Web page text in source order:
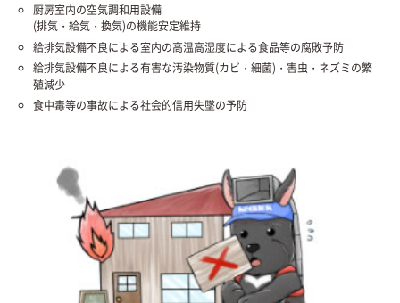
厨房室内の空気調和用設備
(排気・給気・換気)の機能安定維持
給排気設備不良による室内の高温高湿度による食品等の腐敗予防
給排気設備不良による有害な汚染物質(カビ・細菌)・害虫・ネズミの繁
殖減少
食中毒等の事故による社会的信用失墜の予防